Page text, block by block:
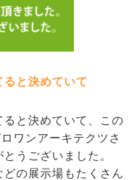
と決めていて
と決めていて、この
ワンアーキテクツさ
うございました。
の展示場もたくさん